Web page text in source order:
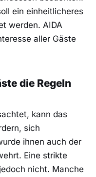
ein einheitlicheres
werden. AIDA
aller Gäste
die Regeln
kann das
sich
ihnen auch der
Eine strikte
nicht. Manche